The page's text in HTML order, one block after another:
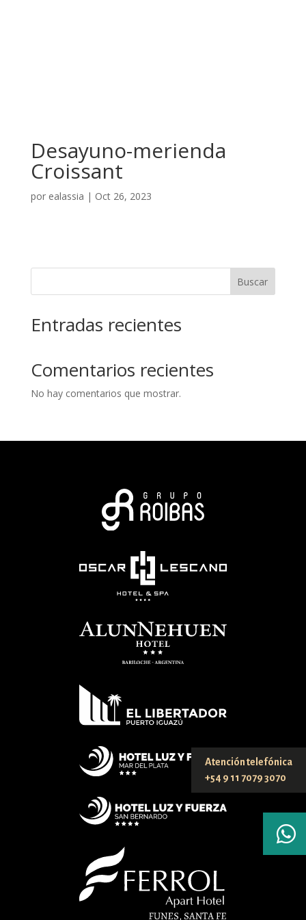
Desayuno-merienda
Croissant
por ealassia | Oct 26, 2023
Buscar
Entradas recientes
Comentarios recientes
No hay comentarios que mostrar.
Atención telefónica
+54 9 11 7079 3070
